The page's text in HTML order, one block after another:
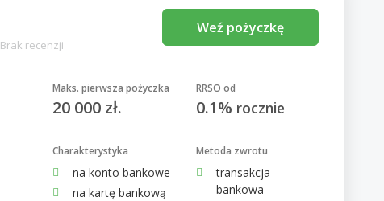
Brak recenzji
Weź pożyczkę
Maks. pierwsza pożyczka
20 000 zł.
RRSO od
0.1% rocznie
Charakterystyka
na konto bankowe
na kartę bankową
Metoda zwrotu
transakcja
bankowa